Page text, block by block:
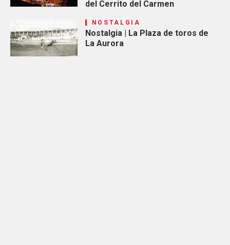
del Cerrito del Carmen
NOSTALGIA
Nostalgia | La Plaza de toros de
La Aurora